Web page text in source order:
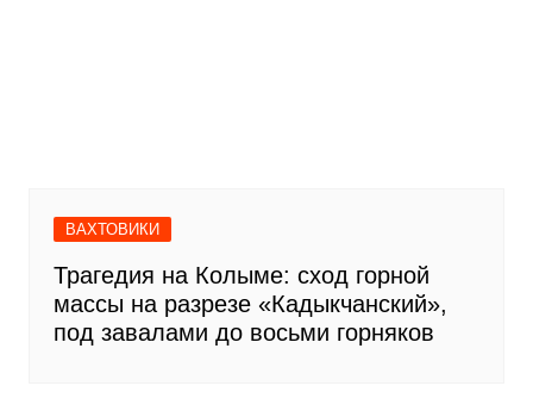
ВАХТОВИКИ
Трагедия на Колыме: сход горной
массы на разрезе «Кадыкчанский»,
под завалами до восьми горняков